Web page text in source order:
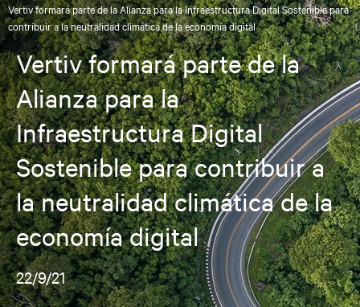
Vertiv formará parte de la Alianza para la Infraestructura Digital Sostenible para
contribuir a la neutralidad climática de la economía digital
Vertiv formará parte de la
Alianza para la
Infraestructura Digital
Sostenible para contribuir a
la neutralidad climática de la
economía digital
22/9/21